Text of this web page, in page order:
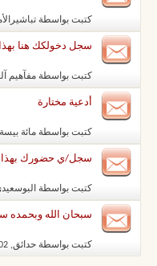
كتبت بواسطة
سجل دخولكك هنا بهذا
كتبت بواسطة مفآهيم
أدعية مختارة
كتبت بواسطة مائة بيسة
سجل/ي حضورك بهذا
كتبت بواسطة
سبحان الله وبحمده
كتبت بواسطة حدائق‏, 26-01-2015 05:02 AM